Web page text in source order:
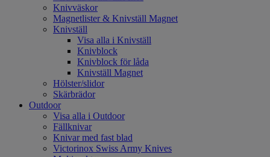
Knivväskor
Magnetlister & Knivställ Magnet
Knivställ
Visa alla i Knivställ
Knivblock
Knivblock för låda
Knivställ Magnet
Hölster/slidor
Skärbrädor
Outdoor
Visa alla i Outdoor
Fällknivar
Knivar med fast blad
Victorinox Swiss Army Knives